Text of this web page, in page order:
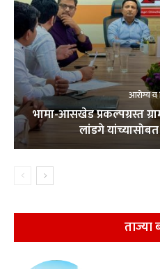
आरोग्य व
भामा-आसखेड प्रकल्पग्रस्त
लांडगे
ताज्या